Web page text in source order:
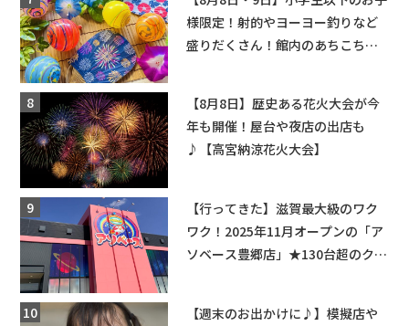
様限定！射的やヨーヨー釣りなど
盛りだくさん！館内のあちこちに
【8月8日】歴史ある花火大会が今
年も開催！屋台や夜店の出店も
♪【高宮納涼花火大会】
【行ってきた】滋賀最大級のワク
ワク！2025年11月オープンの「ア
ソベース豊郷店」★130台超のクレ
【週末のお出かけに♪】模擬店や